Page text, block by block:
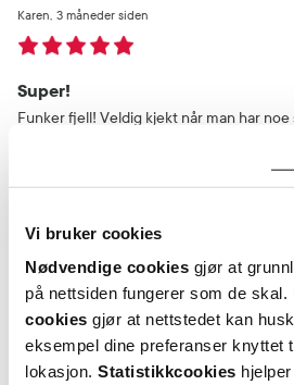
Vi bruker cookies
Nødvendige cookies gjør at
på nettsiden fungerer som de skal.
cookies gjør at nettstedet kan
eksempel dine preferanser knyttet
lokasjon. Statistikkcookies
Super!
3 måneder siden
Karen
Funker fjell! Veldig kjekt når man har
og trenger å bare la det chille, og unngå
Var denne anmeldelsen nyttig?
0 0
flagg denne anmeldelsen